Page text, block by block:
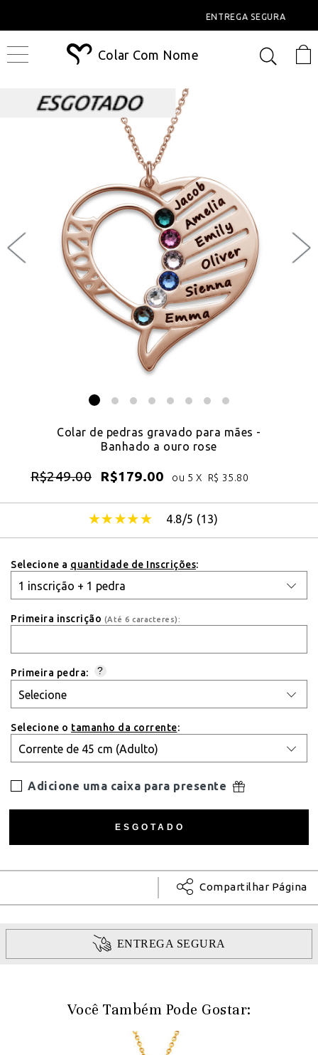
Colar Com Nome
Colar de pedras gravado para mães -
Banhado a ouro rose
R$249.00 R$179.00 ou 5 X R$ 35.80
4.8/5 (13)
Selecione a quantidade de Inscrições:
Primeira inscrição (Até 6 caracteres):
Primeira pedra: ?
Selecione o tamanho da corrente:
Adicione uma caixa para presente
Compartilhar Página
ENTREGA SEGURA
Você Também Pode Gostar: